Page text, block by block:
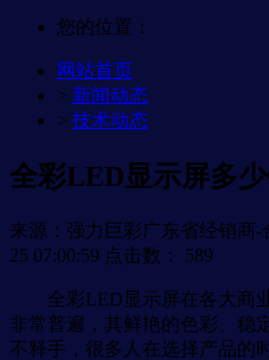
您的位置：
网站首页
> 新闻动态
> 技术动态
全彩LED显示屏多
来源：强力巨彩广东省经销商-
25 07:00:59 点击数： 589
全彩LED显示屏在各大商业
非常普遍，其鲜艳的色彩、稳
不释手，很多人在选择产品的